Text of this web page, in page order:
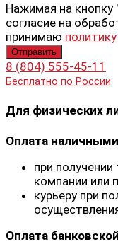
Нажимая на
согласие на
принимаю
8 (804) 555-45-11
Бесплатно по России
Для физических
Оплата
при
компании или
курьеру при
Оплата